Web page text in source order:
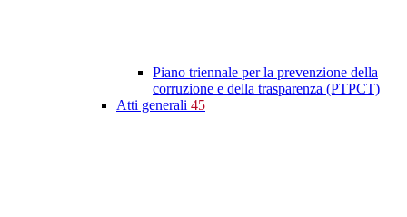
Piano triennale per la prevenzione della
corruzione e della trasparenza (PTPCT)
Atti generali 45